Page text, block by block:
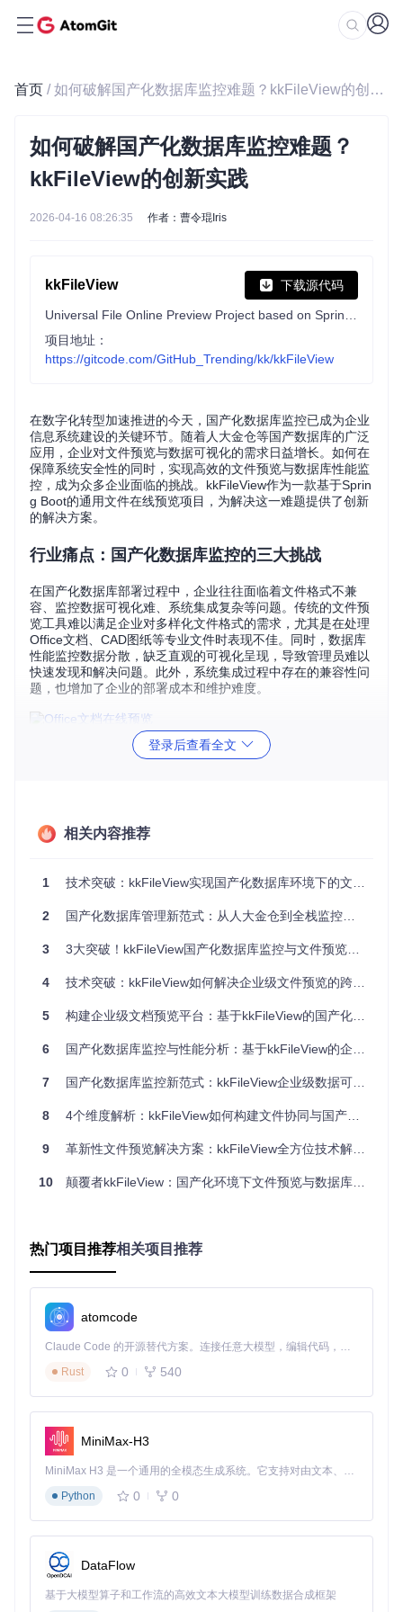
首页 / 如何破解国产化数据库监控难题？kkFileView的创新实践
如何破解国产化数据库监控难题？
kkFileView的创新实践
2026-04-16 08:26:35 作者：曹令琨Iris
kkFileView 下载源代码
项目地址：
https://gitcode.com/GitHub_Trending/kk/kkFileView
在数字化转型加速推进的今天，国产化数据库监控已成为企业
信息系统建设的关键环节。随着人大金仓等国产数据库的广泛
应用，企业对文件预览与数据可视化的需求日益增长。如何在
保障系统安全性的同时，实现高效的文件预览与数据库性能监
控，成为众多企业面临的挑战。kkFileView作为一款基于Sprin
g Boot的通用文件在线预览项目，为解决这一难题提供了创新
的解决方案。
行业痛点：国产化数据库监控的三大挑战
在国产化数据库部署过程中，企业往往面临着文件格式不兼
容、监控数据可视化难、系统集成复杂等问题。传统的文件预
览工具难以满足企业对多样化文件格式的需求，尤其是在处理
Office文档、CAD图纸等专业文件时表现不佳。同时，数据库
性能监控数据分散，缺乏直观的可视化呈现，导致管理员难以
快速发现和解决问题。此外，系统集成过程中存在的兼容性问
题，也增加了企业的部署成本和维护难度。
解决方案架构：kkFileView的技术创新
实现了对20余种文件格式的在线预览支持，包括Office文档、
PDF、CAD图纸、3D模型等。同时，kkFileView提供了丰富的
据的实时可视化展示。
功能与数据库监控模块解耦，提高了系统的可维护性和可扩展
量文件预览请求，保证了服务的稳定性和响应速度。
核心能力拆解：四大功能模块助力企业级应用
1. 全格式文件预览引擎
kkFileView内置强大的文件解析引擎，支持 20余种文件格式的
是Word、Excel等Office文档，还是AutoCAD图纸、3D模型，
求。
2. 国产化数据库适配层
针对人大金仓等国产数据库，kkFileView提供了专门的适配
3. 可视化监控面板
kkFileView提供了直观的监控面板，通过图表、仪表盘等方式
展示数据库性能指标。管理员可以通过Web界面实时查看数据
库连接数、查询响应时间、资源占用情况等关键指标，实现对
数据库性能的全面监控。
4. 安全访问控制
通过集成企业统一认证系统，可实现用户身份的统一管理和权
限分配。同时，系统支持文件访问日志记录，便于审计和追
溯，确保敏感数据的安全。
首先，克隆项目仓库到本地环境：
登录后查看全文
相关内容推荐
1 技术突破：kkFileView实现国产化数据库环境下的文件预览革新方案
2 国产化数据库管理新范式：从人大金仓到全栈监控的革新指南
3 3大突破！kkFileView国产化数据库监控与文件预览解决方案全解析
4 技术突破：kkFileView如何解决企业级文件预览的跨平台与国产化适配难题
5 构建企业级文档预览平台：基于kkFileView的国产化技术实践——从文件处理到数据库可视化的全流程指南
6 国产化数据库监控与性能分析：基于kkFileView的企业级解决方案
7 国产化数据库监控新范式：kkFileView企业级数据可视化解决方案
8 4个维度解析：kkFileView如何构建文件协同与国产化适配的企业级预览解决方案
9 革新性文件预览解决方案：kkFileView全方位技术解析与应用指南
10 颠覆者kkFileView：国产化环境下文件预览与数据库监控的革新方案
热门项目推荐相关项目推荐
atomcode
Claude Code 的开源替代方案。连接任意大模型，编辑代码，运行命令，自动验证 — 全自动执行。用 Rust 构建，极致性能。 ｜ An open-source alternative to Claude Code. Connect any LLM, edit code, run commands, and verify changes — autonomously. Built in Rust for speed. Get Started
Rust
0 540
MiniMax-H3
MiniMax H3 是一个通用的全模态生成系统。它支持对由文本、图像、视频和音频组成的多模态上下文进行统一理解，并能生成分辨率高达 2K、时长可达 15 秒的带原生立体声音频的视频。得益于面向任务泛化的系统设计，H3 在预训练阶段就已具备广泛的多模态上下文理解与生成能力，能够出色地执行复杂的多模态指令。
Python
0 0
DataFlow
基于大模型算子和工作流的高效文本大模型训练数据合成框架